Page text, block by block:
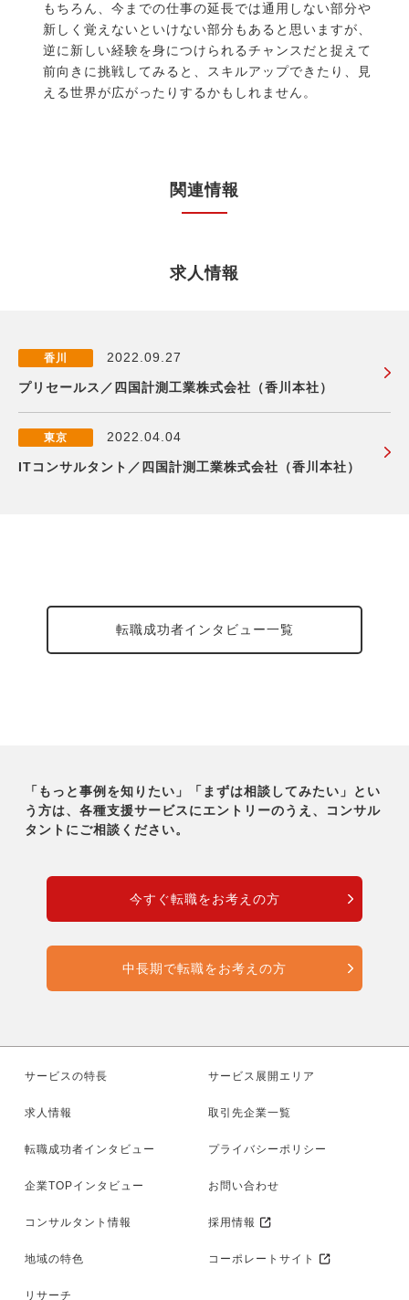
もちろん、今までの仕事の延長では通用しない部分や
新しく覚えないといけない部分もあると思いますが、
逆に新しい経験を身につけられるチャンスだと捉えて
前向きに挑戦してみると、スキルアップできたり、見
える世界が広がったりするかもしれません。
関連情報
求人情報
香川 2022.09.27
プリセールス／四国計測工業株式会社（香川本社）
東京 2022.04.04
ITコンサルタント／四国計測工業株式会社（香川本社）
転職成功者インタビュー一覧
「もっと事例を知りたい」「まずは相談してみたい」とい
う方は、各種支援サービスにエントリーのうえ、コンサル
タントにご相談ください。
今すぐ転職をお考えの方
中長期で転職をお考えの方
サービスの特長
求人情報
転職成功者インタビュー
企業TOPインタビュー
コンサルタント情報
地域の特色
リサーチ
サービス展開エリア
取引先企業一覧
プライバシーポリシー
お問い合わせ
採用情報
コーポレートサイト